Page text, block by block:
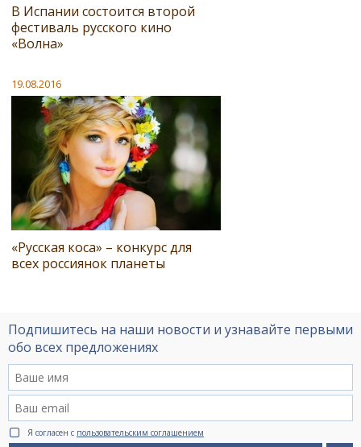
В Испании состоится второй
фестиваль русского кино
«Волна»
19.08.2016
«Русская коса» – конкурс для
всех россиянок планеты
Подпишитесь на наши новости и узнавайте первыми
обо всех предложениях
Я согласен с пользовательским соглашением